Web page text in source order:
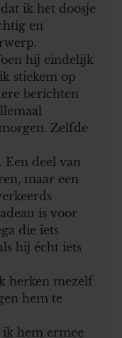
ik het doosje
en
hij eindelijk
stiekem op
berichten
Zelfde
deel van
maar een
is voor
die iets
hij écht iets
herken mezelf
hem te
hem ermee